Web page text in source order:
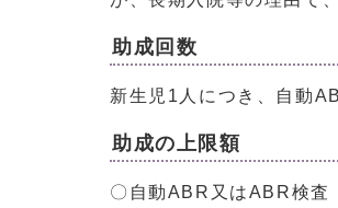
助成回数
新生児1人につき、自動
助成の上限額
〇自動ABR又はABR検